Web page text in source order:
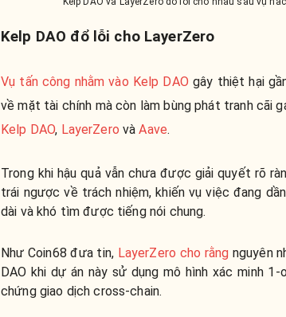
Kelp DAO đổ lỗi cho LayerZero
Vụ tấn công nhằm vào Kelp DAO gây thiệt hại
về mặt tài chính mà còn làm bùng phát tranh cãi
Kelp DAO, LayerZero vàAave.
Trong khi hậu quả vẫn chưa được giải quyết rõ
trái ngược về trách nhiệm, khiến vụ việc đang
dài và khó tìm được tiếng nói chung.
Như Coin68 đưa tin, LayerZero cho rằng nguyên
DAO khi dự án này sử dụng mô hình xác minh
chứng giao dịch cross-chain.